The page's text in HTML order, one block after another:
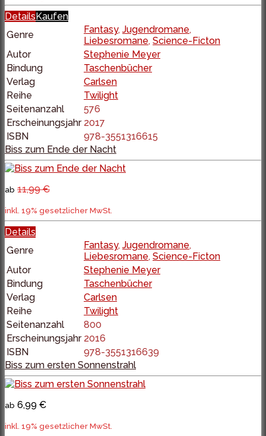
DetailsKaufen
Genre
Fantasy, Jugendromane,
Liebesromane, Science-Ficton
Autor
Stephenie Meyer
Bindung
Taschenbücher
Verlag
Carlsen
Reihe
Twilight
Seitenanzahl
576
Erscheinungsjahr 2017
ISBN
978-3551316615
Biss zum Ende der Nacht
ab 11,99 €
inkl. 19% gesetzlicher MwSt.
Details
Genre
Fantasy, Jugendromane,
Liebesromane, Science-Ficton
Autor
Stephenie Meyer
Bindung
Taschenbücher
Verlag
Carlsen
Reihe
Twilight
Seitenanzahl
800
Erscheinungsjahr 2016
ISBN
978-3551316639
Biss zum ersten Sonnenstrahl
ab 6,99 €
inkl. 19% gesetzlicher MwSt.